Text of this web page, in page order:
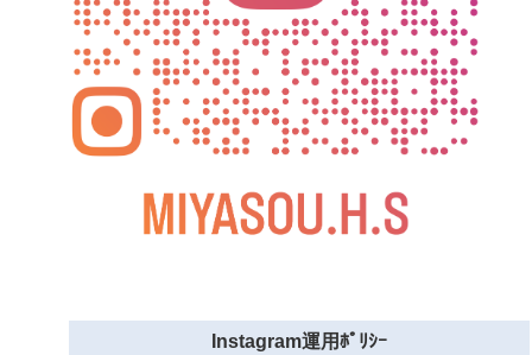
Instagram運用ﾎﾟﾘｼｰ